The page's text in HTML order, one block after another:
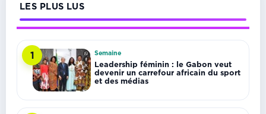
LES PLUS LUS
1 Semaine
Leadership féminin : le Gabon veut
devenir un carrefour africain du sport
et des médias